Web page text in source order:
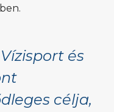
és
célja,